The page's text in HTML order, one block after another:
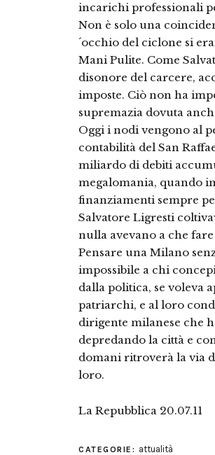
incarichi professionali
Non è solo una
´occhio del ciclone si
Mani Pulite. Come
disonore del carcere,
imposte. Ciò non ha
supremazia dovuta
Oggi i nodi vengono al
contabilità del San
miliardo di debiti
megalomania, quando
finanziamenti sempre
Salvatore Ligresti
nulla avevano a che
Pensare una Milano
impossibile a chi
dalla politica, se voleva
patriarchi, e al loro
dirigente milanese che
depredando la città e
domani ritroverà la via
loro.
La Repubblica 20.07.11
CATEGORIE: attualità